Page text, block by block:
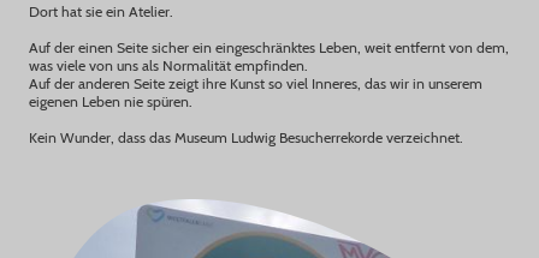
Dort hat sie ein Atelier.
Auf der einen Seite sicher ein eingeschränktes Leben, weit entfernt von dem,
was viele von uns als Normalität empfinden.
Auf der anderen Seite zeigt ihre Kunst so viel Inneres, das wir in unserem
eigenen Leben nie spüren.
Kein Wunder, dass das Museum Ludwig Besucherrekorde verzeichnet.